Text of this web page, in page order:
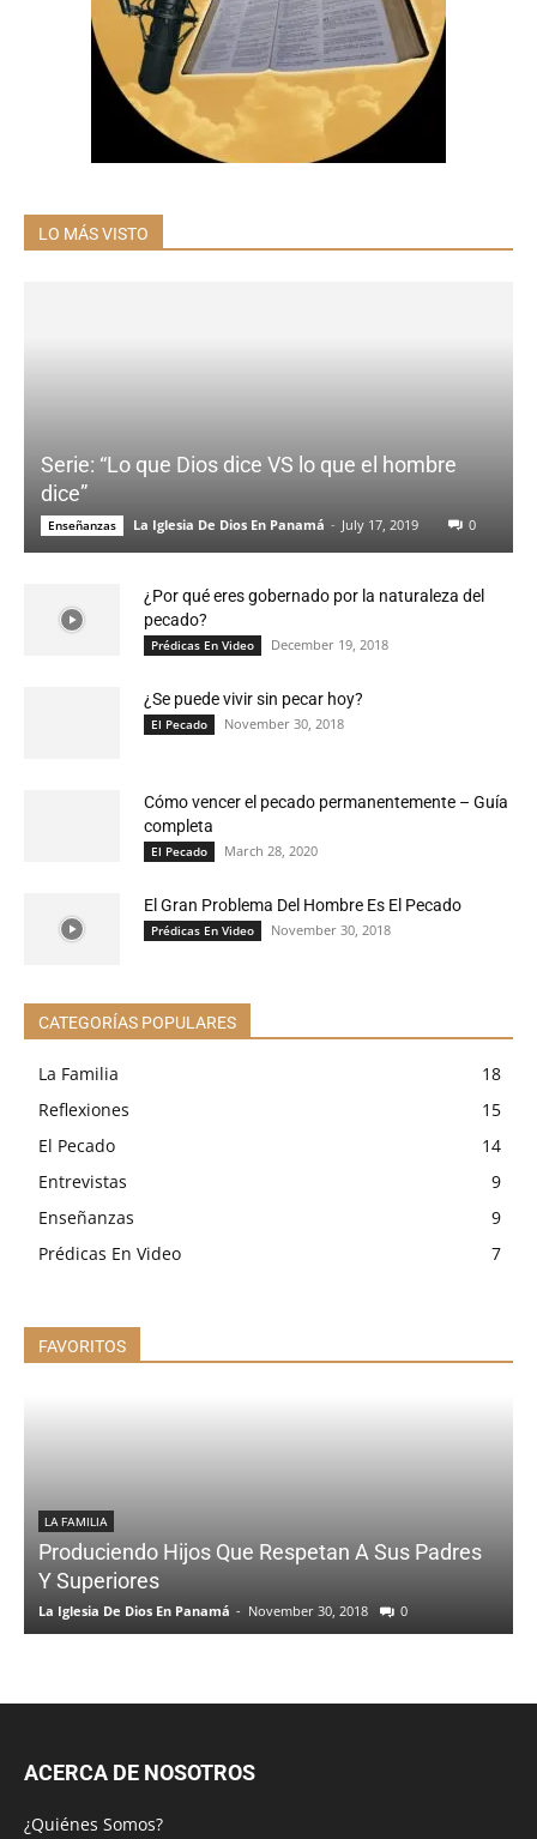
LO MÁS VISTO
Serie: “Lo que Dios dice VS lo que el hombre
dice”
Enseñanzas La Iglesia De Dios En Panamá - July 17, 2019 0
¿Por qué eres gobernado por la naturaleza del
pecado?
Prédicas En Video December 19, 2018
¿Se puede vivir sin pecar hoy?
El Pecado November 30, 2018
Cómo vencer el pecado permanentemente – Guía
completa
El Pecado March 28, 2020
El Gran Problema Del Hombre Es El Pecado
Prédicas En Video November 30, 2018
CATEGORÍAS POPULARES
La Familia
18
Reflexiones
15
El Pecado
14
Entrevistas
9
Enseñanzas
9
Prédicas En Video
7
FAVORITOS
LA FAMILIA
Produciendo Hijos Que Respetan A Sus Padres
Y Superiores
La Iglesia De Dios En Panamá - November 30, 2018 0
ACERCA DE NOSOTROS
¿Quiénes Somos?